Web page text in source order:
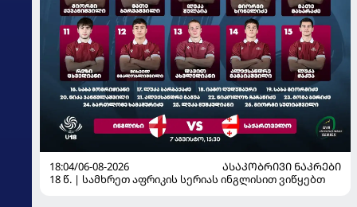
18:04/06-08-2026
ᲐᲡᲐᲙᲝᲑᲠᲘᲕᲘ ᲜᲐᲙᲠᲔᲑᲘ
18 წ. | სამხრეთ აფრიკის სერიას ინგლისით ვიწყებთ